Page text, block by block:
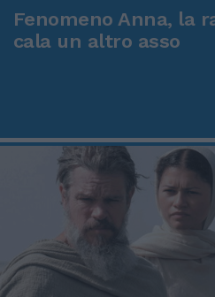
Fenomeno Anna, la
cala un altro asso